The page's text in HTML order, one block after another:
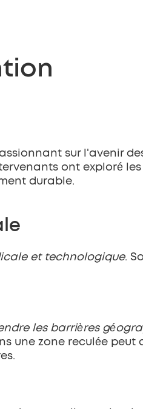
sur l'avenir
ont exploré les
durable.
et technologique.
les barrières
une zone reculée peut